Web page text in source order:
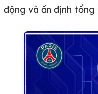
động và ấn định